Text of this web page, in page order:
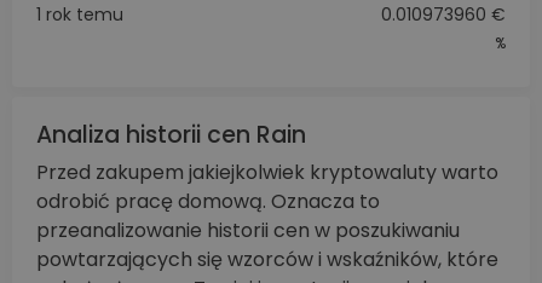
1 rok temu 0.010973960 €
%
Analiza historii cen Rain
Przed zakupem jakiejkolwiek kryptowaluty warto
odrobić pracę domową. Oznacza to
przeanalizowanie historii cen w poszukiwaniu
powtarzających się wzorców i wskaźników, które